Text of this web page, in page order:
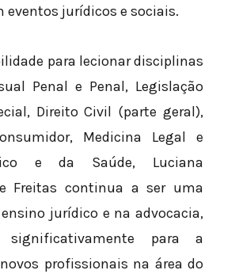
eventos jurídicos e sociais.
para lecionar disciplinas
Penal e Penal, Legislação
Direito Civil (parte geral),
Medicina Legal e
e da Saúde, Luciana
Freitas continua a ser uma
jurídico e na advocacia,
significativamente para a
profissionais na área do